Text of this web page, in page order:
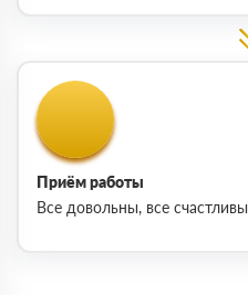
Приём работы
Все довольны, все счастливы